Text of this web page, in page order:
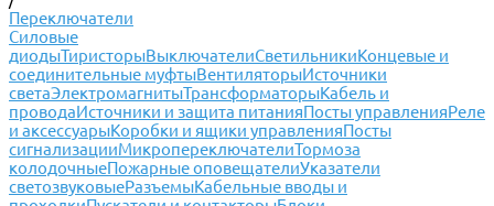
Переключатели
Силовые
диодыТиристорыВыключателиСветильникиКонцевые и
соединительные муфтыВентиляторыИсточники
светаЭлектромагнитыТрансформаторыКабель и
проводаИсточники и защита питанияПосты управленияРеле
и аксессуарыКоробки и ящики управленияПосты
сигнализацииМикропереключателиТормоза
колодочныеПожарные оповещателиУказатели
светозвуковыеРазъемыКабельные вводы и